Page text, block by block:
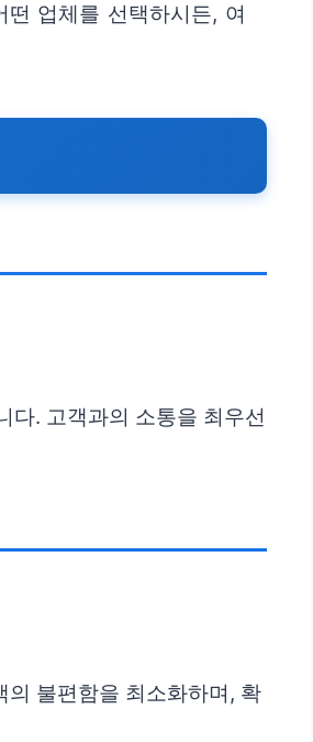
업체를 선택하시든, 여
다. 고객과의 소통을 최우선
불편함을 최소화하며, 확